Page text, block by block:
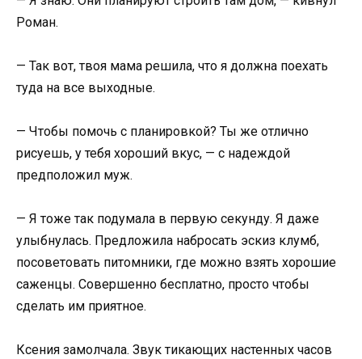
Роман.
— Так вот, твоя мама решила, что я должна поехать
туда на все выходные.
— Чтобы помочь с планировкой? Ты же отлично
рисуешь, у тебя хороший вкус, — с надеждой
предположил муж.
— Я тоже так подумала в первую секунду. Я даже
улыбнулась. Предложила набросать эскиз клумб,
посоветовать питомники, где можно взять хорошие
саженцы. Совершенно бесплатно, просто чтобы
сделать им приятное.
Ксения замолчала. Звук тикающих настенных часов